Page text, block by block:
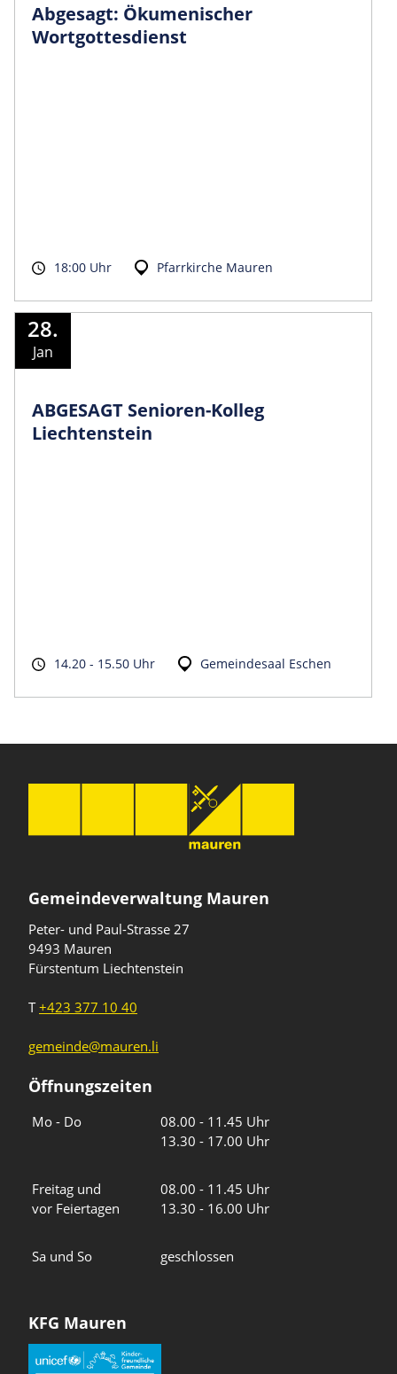
Abgesagt: Ökumenischer
Wortgottesdienst
18:00 Uhr Pfarrkirche Mauren
28.
Jan
ABGESAGT Senioren-Kolleg
Liechtenstein
14.20 - 15.50 Uhr Gemeindesaal Eschen
Gemeindeverwaltung Mauren
Peter- und Paul-Strasse 27
9493 Mauren
Fürstentum Liechtenstein
T+423 377 10 40
gemeinde@mauren.li
Öffnungszeiten
Mo - Do
08.00 - 11.45 Uhr
13.30 - 17.00 Uhr
Freitag und
vor Feiertagen
08.00 - 11.45 Uhr
13.30 - 16.00 Uhr
Sa und So geschlossen
KFG Mauren